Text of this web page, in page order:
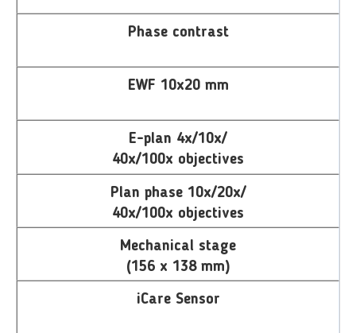
Phase contrast
EWF 10x20 mm
E-plan 4x/10x/
40x/100x objectives
Plan phase 10x/20x/
40x/100x objectives
Mechanical stage
(156 x 138 mm)
iCare Sensor